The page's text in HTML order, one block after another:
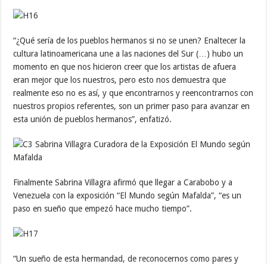
“¿Qué sería de los pueblos hermanos si no se unen? Enaltecer la
cultura latinoamericana une a las naciones del Sur (…) hubo un
momento en que nos hicieron creer que los artistas de afuera
eran mejor que los nuestros, pero esto nos demuestra que
realmente eso no es así, y que encontrarnos y reencontrarnos con
nuestros propios referentes, son un primer paso para avanzar en
esta unión de pueblos hermanos”, enfatizó.
Finalmente Sabrina Villagra afirmó que llegar a Carabobo y a
Venezuela con la exposición “El Mundo según Mafalda”, “es un
paso en sueño que empezó hace mucho tiempo”.
“Un sueño de esta hermandad, de reconocernos como pares y